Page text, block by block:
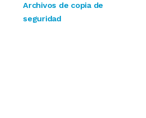
Archivos de copia de
seguridad